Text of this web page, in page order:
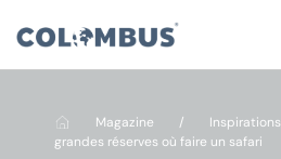
Magazine / Inspirations
grandes réserves où faire un safari